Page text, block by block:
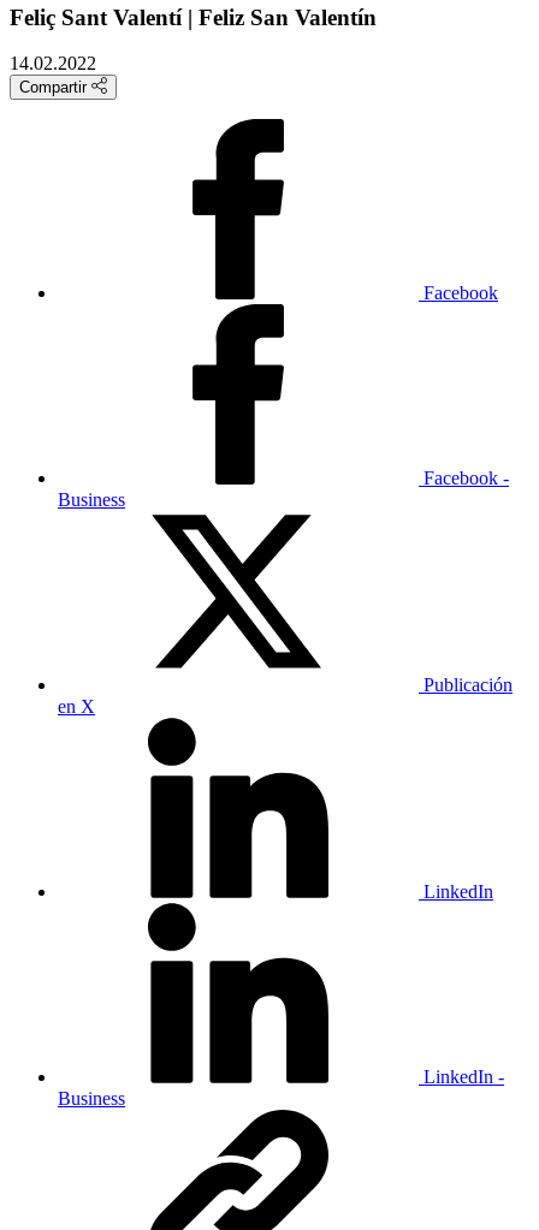
Feliç Sant Valentí | Feliz San Valentín
14.02.2022
Compartir
Facebook
Facebook -
Business
Publicación
en X
LinkedIn
LinkedIn -
Business